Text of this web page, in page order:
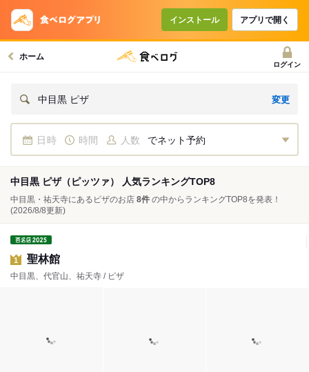
インストール アプリで開く
ホーム
ログイン
中目黒 ピザ 変更
日時 時間 人数 でネット予約
中目黒 ピザ（ピッツァ） 人気ランキングTOP8
中目黒・祐天寺にあるピザのお店 8件 の中からランキングTOP8を発表！
(2026/8/8更新)
1 聖林館
中目黒、代官山、祐天寺 / ピザ